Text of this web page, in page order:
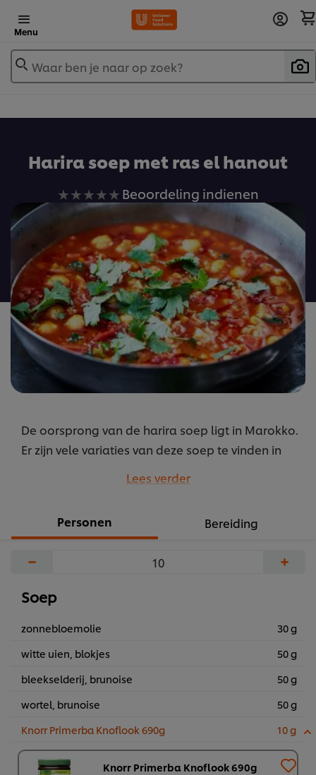
Menu
Waar ben je naar op zoek?
Harira soep met ras el hanout
Geen
beoordelingen
ingediend
voor
deze
recipe
Beoordeling indienen
De oorsprong van de harira soep ligt in Marokko.
Er zijn vele variaties van deze soep te vinden in
tijdens de ramadan bij het verbreken van het
Lees verder
Personen Bereiding
− +
Soep
zonnebloemolie
30 g
witte uien, blokjes
50 g
bleekselderij, brunoise
50 g
wortel, brunoise
50 g
Knorr Primerba Knoflook 690g
10 g
Knorr Primerba Knoflook 690g